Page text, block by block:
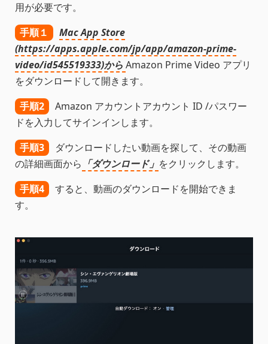
用が必要です。
手順１
Mac App Store
(https://apps.apple.com/jp/app/amazon-prime-
video/id545519333)から Amazon Prime Video アプリ
をダウンロードして開きます。
手順2
Amazon アカウントアカウント ID /パスワー
ドを入力してサインインします。
手順3
ダウンロードしたい動画を探して、その動画
の詳細画面から 「ダウンロード」 をクリックします。
手順4
すると、動画のダウンロードを開始できま
す。